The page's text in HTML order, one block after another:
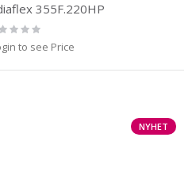
355F.220HP
to see Price
NYHET